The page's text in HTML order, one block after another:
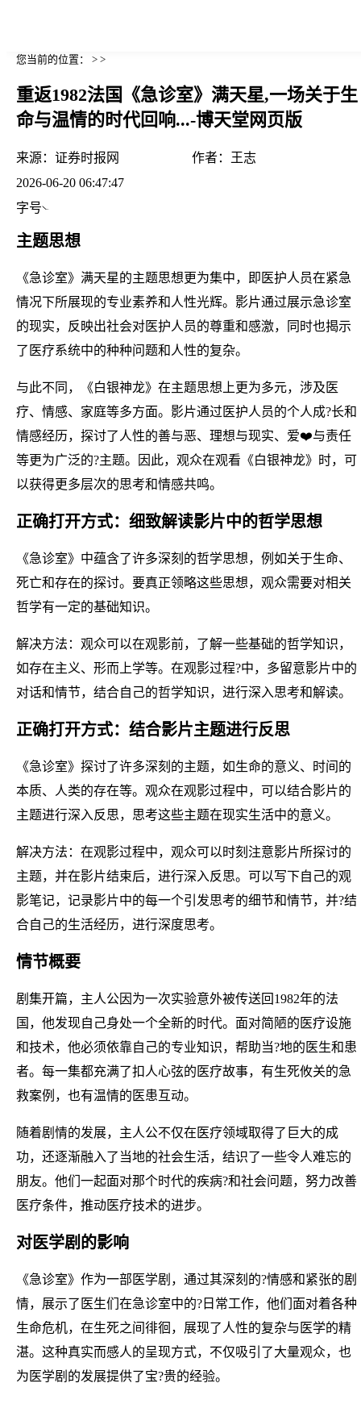
您当前的位置： > >
重返1982法国《急诊室》满天星,一场关于生
命与温情的时代回响...-博天堂网页版
来源： 证券时报网 作者：
王志
2026-06-20 06:47:47
字号
主题思想
《急诊室》满天星的主题思想更为集中，即医护人员在紧急
情况下所展现的专业素养和人性光辉。影片通过展示急诊室
的现实，反映出社会对医护人员的尊重和感激，同时也揭示
了医疗系统中的种种问题和人性的复杂。
与此不同，《白银神龙》在主题思想上更为多元，涉及医
疗、情感、家庭等多方面。影片通过医护人员的个人成?长和
情感经历，探讨了人性的善与恶、理想与现实、爱❤️与责任
等更为广泛的?主题。因此，观众在观看《白银神龙》时，可
以获得更多层次的思考和情感共鸣。
正确打开方式：细致解读影片中的哲学思想
《急诊室》中蕴含了许多深刻的哲学思想，例如关于生命、
死亡和存在的探讨。要真正领略这些思想，观众需要对相关
哲学有一定的基础知识。
解决方法：观众可以在观影前，了解一些基础的哲学知识，
如存在主义、形而上学等。在观影过程?中，多留意影片中的
对话和情节，结合自己的哲学知识，进行深入思考和解读。
正确打开方式：结合影片主题进行反思
《急诊室》探讨了许多深刻的主题，如生命的意义、时间的
本质、人类的存在等。观众在观影过程中，可以结合影片的
主题进行深入反思，思考这些主题在现实生活中的意义。
解决方法：在观影过程中，观众可以时刻注意影片所探讨的
主题，并在影片结束后，进行深入反思。可以写下自己的观
影笔记，记录影片中的每一个引发思考的细节和情节，并?结
合自己的生活经历，进行深度思考。
情节概要
剧集开篇，主人公因为一次实验意外被传送回1982年的法
国，他发现自己身处一个全新的时代。面对简陋的医疗设施
和技术，他必须依靠自己的专业知识，帮助当?地的医生和患
者。每一集都充满了扣人心弦的医疗故事，有生死攸关的急
救案例，也有温情的医患互动。
随着剧情的发展，主人公不仅在医疗领域取得了巨大的成
功，还逐渐融入了当地的社会生活，结识了一些令人难忘的
朋友。他们一起面对那个时代的疾病?和社会问题，努力改善
医疗条件，推动医疗技术的进步。
对医学剧的影响
《急诊室》作为一部医学剧，通过其深刻的?情感和紧张的剧
情，展示了医生们在急诊室中的?日常工作，他们面对着各种
生命危机，在生死之间徘徊，展现了人性的复杂与医学的精
湛。这种真实而感人的呈现方式，不仅吸引了大量观众，也
为医学剧的发展提供了宝?贵的经验。